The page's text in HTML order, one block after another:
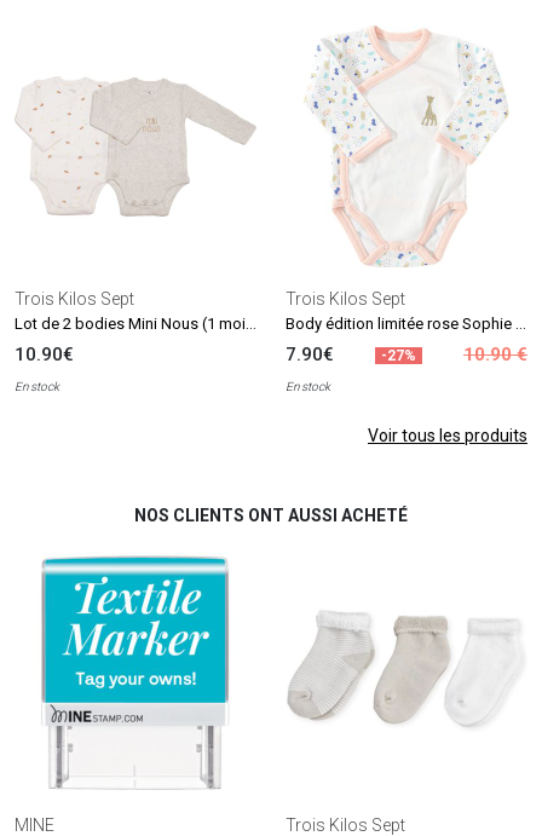
Trois Kilos Sept
10.90€
En stock
Trois Kilos Sept
7.90€ -27% 10.90 €
En stock
Voir tous les produits
NOS CLIENTS ONT AUSSI ACHETÉ
MINE
Trois Kilos Sept